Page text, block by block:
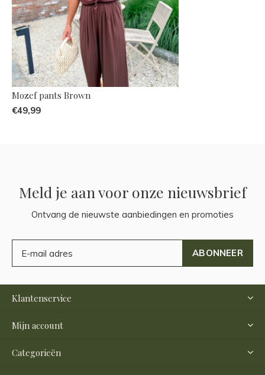
Mozef pants Brown
€49,99
Meld je aan voor onze nieuwsbrief
Ontvang de nieuwste aanbiedingen en promoties
ABONNEER
Klantenservice
Mijn account
Categorieën